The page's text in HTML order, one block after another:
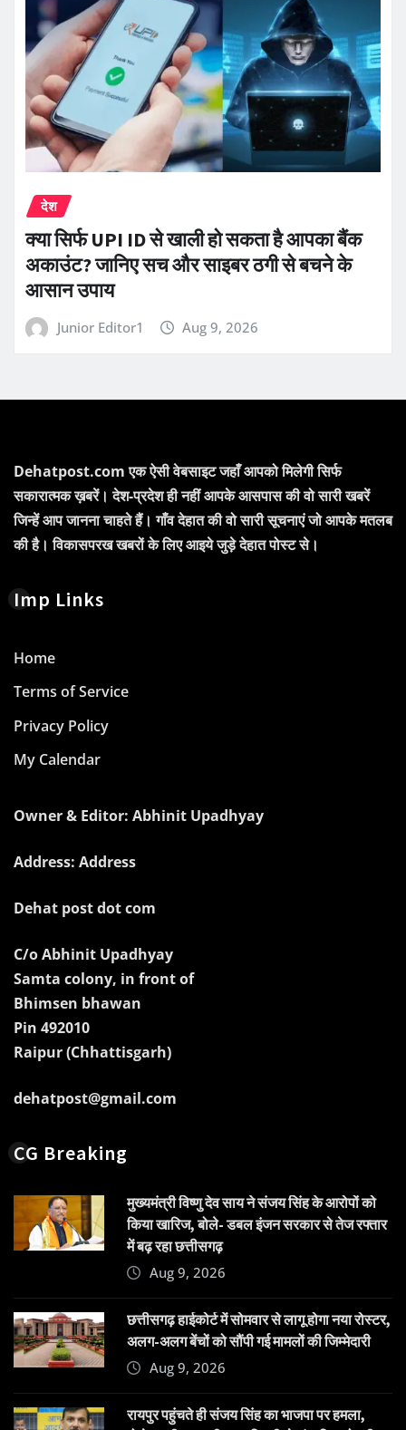
देश
क्या सिर्फ UPI ID से खाली हो सकता है आपका बैंक
अकाउंट? जानिए सच और साइबर ठगी से बचने के
आसान उपाय
Junior Editor1 Aug 9, 2026
Dehatpost.com एक ऐसी वेबसाइट जहाँ आपको मिलेगी सिर्फ
सकारात्मक ख़बरें। देश-प्रदेश ही नहीं आपके आसपास की वो सारी खबरें
जिन्हें आप जानना चाहते हैं। गाँव देहात की वो सारी सूचनाएं जो आपके मतलब
की है। विकासपरख खबरों के लिए आइये जुड़े देहात पोस्ट से।
Imp Links
Home
Terms of Service
Privacy Policy
My Calendar
Owner & Editor: Abhinit Upadhyay
Address: Address
Dehat post dot com
C/o Abhinit Upadhyay
Samta colony, in front of
Bhimsen bhawan
Pin 492010
Raipur (Chhattisgarh)
dehatpost@gmail.com
CG Breaking
मुख्यमंत्री विष्णु देव साय ने संजय सिंह के आरोपों को
किया खारिज, बोले- डबल इंजन सरकार से तेज रफ्तार
में बढ़ रहा छत्तीसगढ़
Aug 9, 2026
छत्तीसगढ़ हाईकोर्ट में सोमवार से लागू होगा नया रोस्टर,
अलग-अलग बेंचों को सौंपी गई मामलों की जिम्मेदारी
Aug 9, 2026
रायपुर पहुंचते ही संजय सिंह का भाजपा पर हमला,